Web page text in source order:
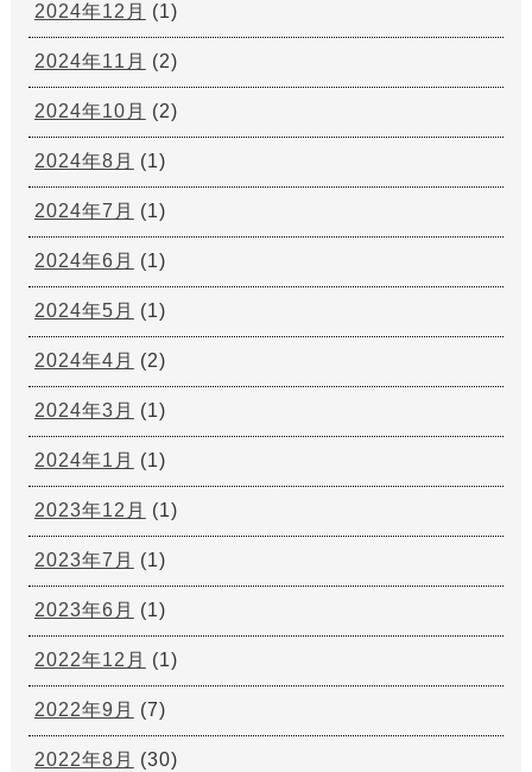
2024年12月 (1)
2024年11月 (2)
2024年10月 (2)
2024年8月 (1)
2024年7月 (1)
2024年6月 (1)
2024年5月 (1)
2024年4月 (2)
2024年3月 (1)
2024年1月 (1)
2023年12月 (1)
2023年7月 (1)
2023年6月 (1)
2022年12月 (1)
2022年9月 (7)
2022年8月 (30)